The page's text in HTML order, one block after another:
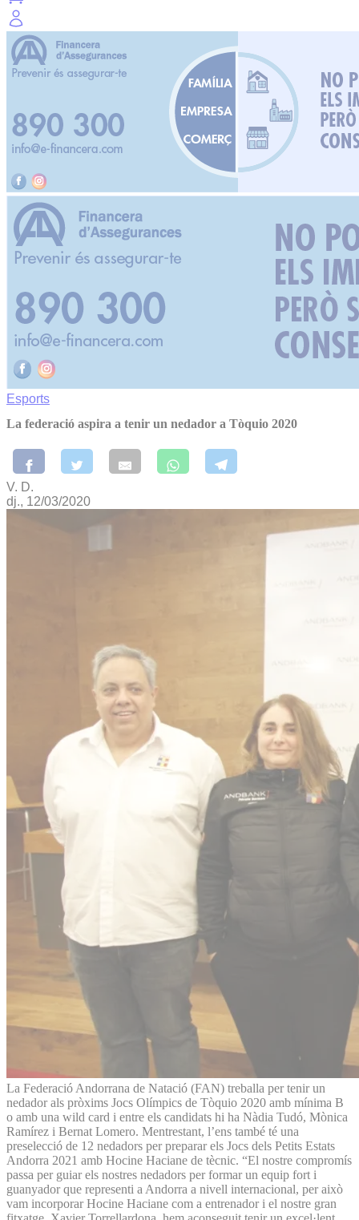
Esports
La federació aspira a tenir un nedador a Tòquio 2020
V. D.
dj., 12/03/2020
La Federació Andorrana de Natació (FAN) treballa per tenir un
nedador als pròxims Jocs Olímpics de Tòquio 2020 amb mínima B
o amb una wild card i entre els candidats hi ha Nàdia Tudó, Mònica
Ramírez i Bernat Lomero. Mentrestant, l’ens també té una
preselecció de 12 nedadors per preparar els Jocs dels Petits Estats
Andorra 2021 amb Hocine Haciane de tècnic. “El nostre compromís
passa per guiar els nostres nedadors per formar un equip fort i
guanyador que representi a Andorra a nivell internacional, per això
vam incorporar Hocine Haciane com a entrenador i el nostre gran